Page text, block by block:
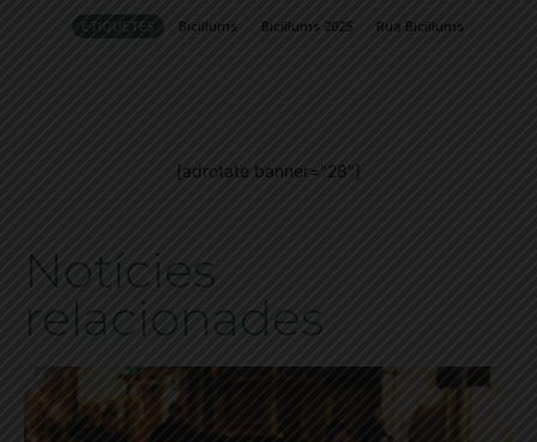
ETIQUETES Bicillums Bicillums 2025 Rua Bicillums
[adrotate banner="28"]
Notícies
relacionades